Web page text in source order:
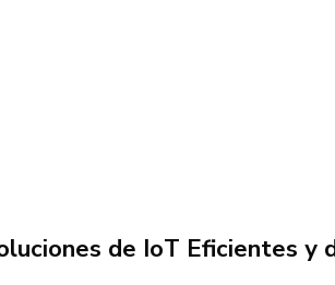
de IoT Eficientes y